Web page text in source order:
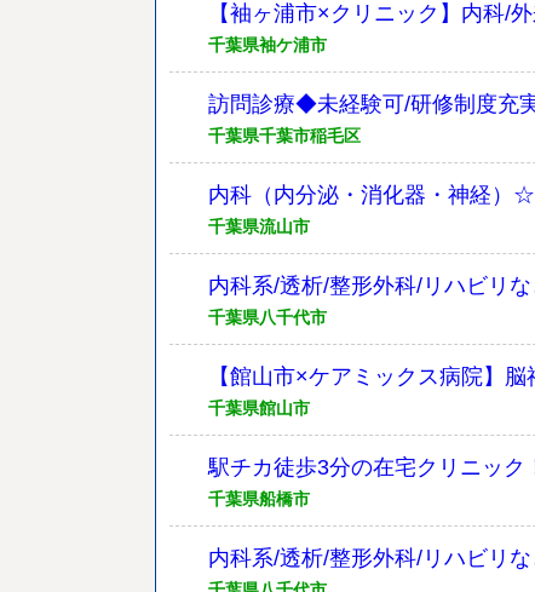
【袖ヶ浦市×クリニック】内科/
千葉県袖ケ浦市
訪問診療◆未経験可/研修制度充
千葉県千葉市稲毛区
内科（内分泌・消化器・神経
千葉県流山市
内科系/透析/整形外科/リハビリ
千葉県八千代市
【館山市×ケアミックス病院】
千葉県館山市
駅チカ徒歩3分の在宅クリニッ
千葉県船橋市
内科系/透析/整形外科/リハビリ